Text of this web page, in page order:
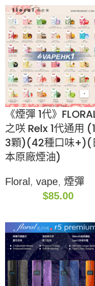
《煙彈 1代》
之咲 Relx 1代通用
3顆)(42種口味+)(
本原廠煙油)
Floral , vape, 煙彈
$85.00